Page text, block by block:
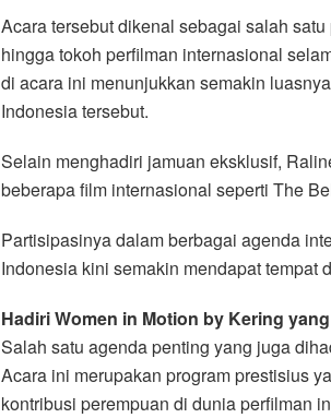
Acara tersebut dikenal sebagai salah
hingga tokoh perfilman internasional
di acara ini menunjukkan semakin
Indonesia tersebut.
Selain menghadiri jamuan eksklusif,
beberapa film internasional seperti The
Partisipasinya dalam berbagai agenda
Indonesia kini semakin mendapat tempat
Hadiri Women in Motion by Kering
Salah satu agenda penting yang juga
Acara ini merupakan program prestisius
kontribusi perempuan di dunia perfilman